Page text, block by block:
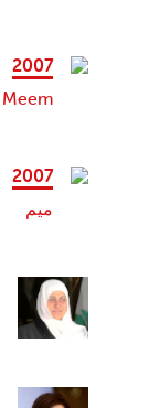
2007
Meem
2007
ميم